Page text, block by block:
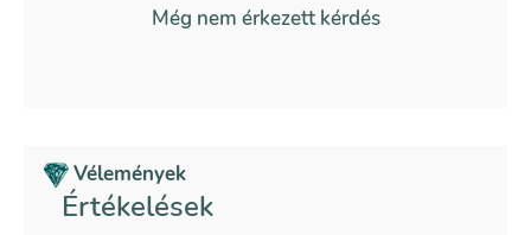
Még nem érkezett kérdés
Vélemények
Értékelések